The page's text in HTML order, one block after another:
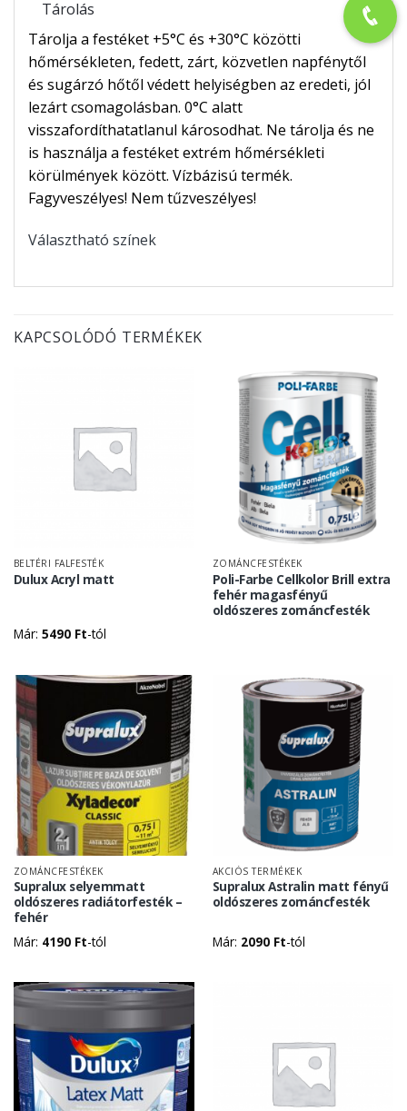
Tárolás
Tárolja a festéket +5°C és +30°C közötti
hőmérsékleten, fedett, zárt, közvetlen napfénytől
és sugárzó hőtől védett helyiségben az eredeti, jól
lezárt csomagolásban. 0°C alatt
visszafordíthatatlanul károsodhat. Ne tárolja és ne
is használja a festéket extrém hőmérsékleti
körülmények között. Vízbázisú termék.
Fagyveszélyes! Nem tűzveszélyes!
Választható színek
KAPCSOLÓDÓ TERMÉKEK
BELTÉRI FALFESTÉK
Dulux Acryl matt
Már: 5490 Ft-tól
ZOMÁNCFESTÉKEK
Poli-Farbe Cellkolor Brill extra
fehér magasfényű
oldószeres zománcfesték
ZOMÁNCFESTÉKEK
Supralux selyemmatt
oldószeres radiátorfesték –
fehér
Már: 4190 Ft-tól
AKCIÓS TERMÉKEK
Supralux Astralin matt fényű
oldószeres zománcfesték
Már: 2090 Ft-tól